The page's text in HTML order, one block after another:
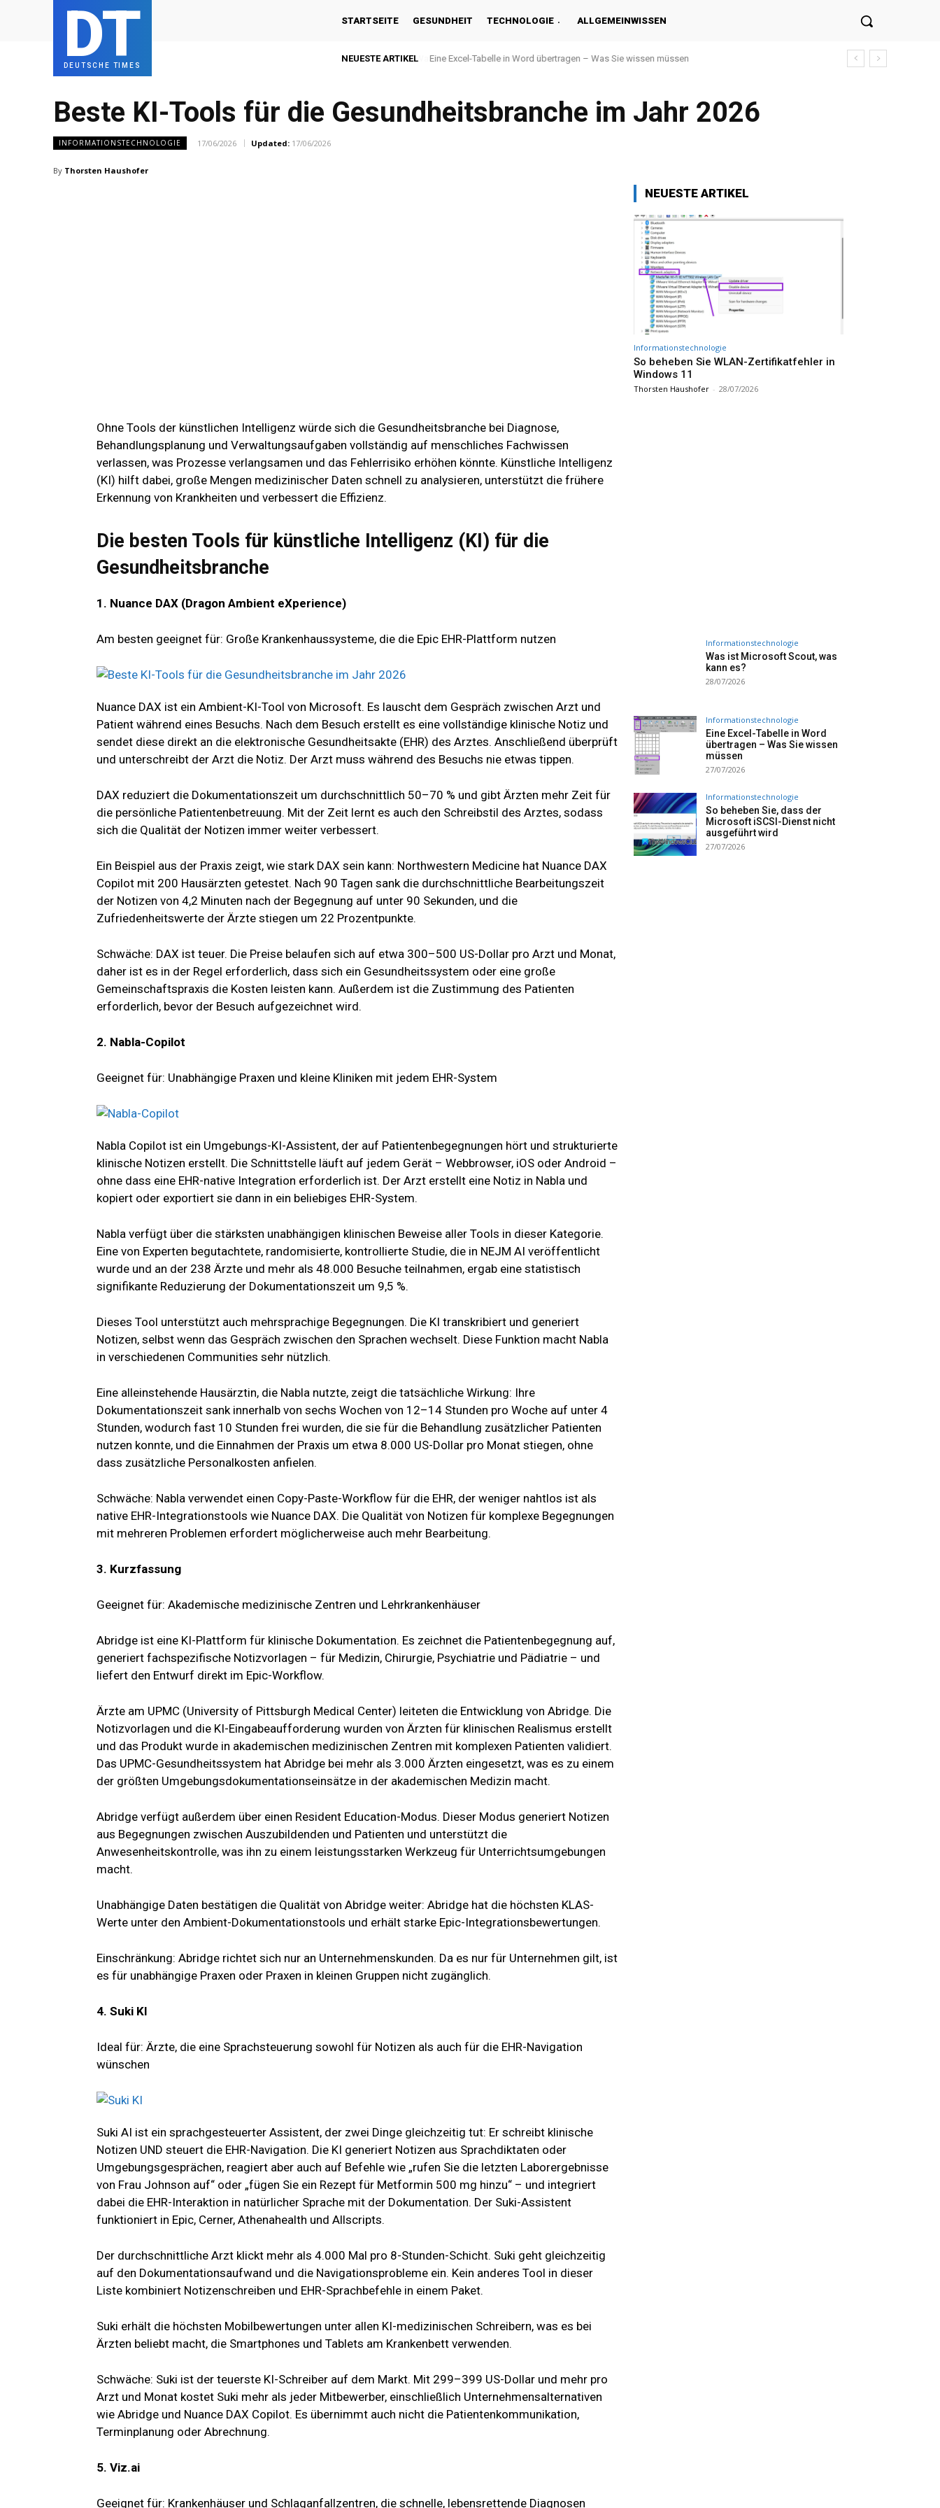
DT
DEUTSCHE TIMES
STARTSEITE GESUNDHEIT TECHNOLOGIE ALLGEMEINWISSEN
NEUESTE ARTIKEL Eine Excel-Tabelle in Word übertragen – Was Sie wissen müssen
Beste KI-Tools für die Gesundheitsbranche im Jahr 2026
INFORMATIONSTECHNOLOGIE 17/06/2026 Updated: 17/06/2026
By Thorsten Haushofer
Ohne Tools der künstlichen Intelligenz würde sich die Gesundheitsbranche bei Diagnose,
Behandlungsplanung und Verwaltungsaufgaben vollständig auf menschliches Fachwissen
verlassen, was Prozesse verlangsamen und das Fehlerrisiko erhöhen könnte. Künstliche Intelligenz
(KI) hilft dabei, große Mengen medizinischer Daten schnell zu analysieren, unterstützt die frühere
Erkennung von Krankheiten und verbessert die Effizienz.
Die besten Tools für künstliche Intelligenz (KI) für die
Gesundheitsbranche
1. Nuance DAX (Dragon Ambient eXperience)
Am besten geeignet für: Große Krankenhaussysteme, die die Epic EHR-Plattform nutzen
Nuance DAX ist ein Ambient-KI-Tool von Microsoft. Es lauscht dem Gespräch zwischen Arzt und
Patient während eines Besuchs. Nach dem Besuch erstellt es eine vollständige klinische Notiz und
sendet diese direkt an die elektronische Gesundheitsakte (EHR) des Arztes. Anschließend überprüft
und unterschreibt der Arzt die Notiz. Der Arzt muss während des Besuchs nie etwas tippen.
DAX reduziert die Dokumentationszeit um durchschnittlich 50–70 % und gibt Ärzten mehr Zeit für
die persönliche Patientenbetreuung. Mit der Zeit lernt es auch den Schreibstil des Arztes, sodass
sich die Qualität der Notizen immer weiter verbessert.
Ein Beispiel aus der Praxis zeigt, wie stark DAX sein kann: Northwestern Medicine hat Nuance DAX
Copilot mit 200 Hausärzten getestet. Nach 90 Tagen sank die durchschnittliche Bearbeitungszeit
der Notizen von 4,2 Minuten nach der Begegnung auf unter 90 Sekunden, und die
Zufriedenheitswerte der Ärzte stiegen um 22 Prozentpunkte.
Schwäche: DAX ist teuer. Die Preise belaufen sich auf etwa 300–500 US-Dollar pro Arzt und Monat,
daher ist es in der Regel erforderlich, dass sich ein Gesundheitssystem oder eine große
Gemeinschaftspraxis die Kosten leisten kann. Außerdem ist die Zustimmung des Patienten
erforderlich, bevor der Besuch aufgezeichnet wird.
2. Nabla-Copilot
Geeignet für: Unabhängige Praxen und kleine Kliniken mit jedem EHR-System
Nabla Copilot ist ein Umgebungs-KI-Assistent, der auf Patientenbegegnungen hört und strukturierte
klinische Notizen erstellt. Die Schnittstelle läuft auf jedem Gerät – Webbrowser, iOS oder Android –
ohne dass eine EHR-native Integration erforderlich ist. Der Arzt erstellt eine Notiz in Nabla und
kopiert oder exportiert sie dann in ein beliebiges EHR-System.
Nabla verfügt über die stärksten unabhängigen klinischen Beweise aller Tools in dieser Kategorie.
Eine von Experten begutachtete, randomisierte, kontrollierte Studie, die in NEJM AI veröffentlicht
wurde und an der 238 Ärzte und mehr als 48.000 Besuche teilnahmen, ergab eine statistisch
signifikante Reduzierung der Dokumentationszeit um 9,5 %.
Dieses Tool unterstützt auch mehrsprachige Begegnungen. Die KI transkribiert und generiert
Notizen, selbst wenn das Gespräch zwischen den Sprachen wechselt. Diese Funktion macht Nabla
in verschiedenen Communities sehr nützlich.
Eine alleinstehende Hausärztin, die Nabla nutzte, zeigt die tatsächliche Wirkung: Ihre
Dokumentationszeit sank innerhalb von sechs Wochen von 12–14 Stunden pro Woche auf unter 4
Stunden, wodurch fast 10 Stunden frei wurden, die sie für die Behandlung zusätzlicher Patienten
nutzen konnte, und die Einnahmen der Praxis um etwa 8.000 US-Dollar pro Monat stiegen, ohne
dass zusätzliche Personalkosten anfielen.
Schwäche: Nabla verwendet einen Copy-Paste-Workflow für die EHR, der weniger nahtlos ist als
native EHR-Integrationstools wie Nuance DAX. Die Qualität von Notizen für komplexe Begegnungen
mit mehreren Problemen erfordert möglicherweise auch mehr Bearbeitung.
3. Kurzfassung
Geeignet für: Akademische medizinische Zentren und Lehrkrankenhäuser
Abridge ist eine KI-Plattform für klinische Dokumentation. Es zeichnet die Patientenbegegnung auf,
generiert fachspezifische Notizvorlagen – für Medizin, Chirurgie, Psychiatrie und Pädiatrie – und
liefert den Entwurf direkt im Epic-Workflow.
Ärzte am UPMC (University of Pittsburgh Medical Center) leiteten die Entwicklung von Abridge. Die
Notizvorlagen und die KI-Eingabeaufforderung wurden von Ärzten für klinischen Realismus erstellt
und das Produkt wurde in akademischen medizinischen Zentren mit komplexen Patienten validiert.
Das UPMC-Gesundheitssystem hat Abridge bei mehr als 3.000 Ärzten eingesetzt, was es zu einem
der größten Umgebungsdokumentationseinsätze in der akademischen Medizin macht.
Abridge verfügt außerdem über einen Resident Education-Modus. Dieser Modus generiert Notizen
aus Begegnungen zwischen Auszubildenden und Patienten und unterstützt die
Anwesenheitskontrolle, was ihn zu einem leistungsstarken Werkzeug für Unterrichtsumgebungen
macht.
Unabhängige Daten bestätigen die Qualität von Abridge weiter: Abridge hat die höchsten KLAS-
Werte unter den Ambient-Dokumentationstools und erhält starke Epic-Integrationsbewertungen.
Einschränkung: Abridge richtet sich nur an Unternehmenskunden. Da es nur für Unternehmen gilt, ist
es für unabhängige Praxen oder Praxen in kleinen Gruppen nicht zugänglich.
4. Suki KI
Ideal für: Ärzte, die eine Sprachsteuerung sowohl für Notizen als auch für die EHR-Navigation
wünschen
Suki AI ist ein sprachgesteuerter Assistent, der zwei Dinge gleichzeitig tut: Er schreibt klinische
Notizen UND steuert die EHR-Navigation. Die KI generiert Notizen aus Sprachdiktaten oder
Umgebungsgesprächen, reagiert aber auch auf Befehle wie „rufen Sie die letzten Laborergebnisse
von Frau Johnson auf“ oder „fügen Sie ein Rezept für Metformin 500 mg hinzu“ – und integriert
dabei die EHR-Interaktion in natürlicher Sprache mit der Dokumentation. Der Suki-Assistent
funktioniert in Epic, Cerner, Athenahealth und Allscripts.
Der durchschnittliche Arzt klickt mehr als 4.000 Mal pro 8-Stunden-Schicht. Suki geht gleichzeitig
auf den Dokumentationsaufwand und die Navigationsprobleme ein. Kein anderes Tool in dieser
Liste kombiniert Notizenschreiben und EHR-Sprachbefehle in einem Paket.
Suki erhält die höchsten Mobilbewertungen unter allen KI-medizinischen Schreibern, was es bei
Ärzten beliebt macht, die Smartphones und Tablets am Krankenbett verwenden.
Schwäche: Suki ist der teuerste KI-Schreiber auf dem Markt. Mit 299–399 US-Dollar und mehr pro
Arzt und Monat kostet Suki mehr als jeder Mitbewerber, einschließlich Unternehmensalternativen
wie Abridge und Nuance DAX Copilot. Es übernimmt auch nicht die Patientenkommunikation,
Terminplanung oder Abrechnung.
5. Viz.ai
Geeignet für: Krankenhäuser und Schlaganfallzentren, die schnelle, lebensrettende Diagnosen
NEUESTE ARTIKEL
Informationstechnologie
So beheben Sie WLAN-Zertifikatfehler in
Windows 11
Thorsten Haushofer - 28/07/2026
Informationstechnologie
Was ist Microsoft Scout, was
kann es?
28/07/2026
Informationstechnologie
Eine Excel-Tabelle in Word
übertragen – Was Sie wissen
müssen
27/07/2026
Informationstechnologie
So beheben Sie, dass der
Microsoft iSCSI-Dienst nicht
ausgeführt wird
27/07/2026